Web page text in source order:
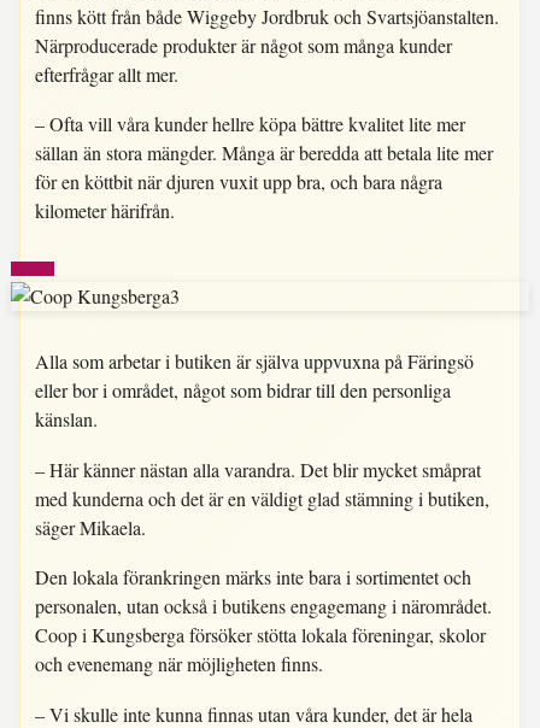
finns kött från både Wiggeby Jordbruk och Svartsjöanstalten.
Närproducerade produkter är något som många kunder
efterfrågar allt mer.
– Ofta vill våra kunder hellre köpa bättre kvalitet lite mer
sällan än stora mängder. Många är beredda att betala lite mer
för en köttbit när djuren vuxit upp bra, och bara några
kilometer härifrån.
Alla som arbetar i butiken är själva uppvuxna på Färingsö
eller bor i området, något som bidrar till den personliga
känslan.
– Här känner nästan alla varandra. Det blir mycket småprat
med kunderna och det är en väldigt glad stämning i butiken,
säger Mikaela.
Den lokala förankringen märks inte bara i sortimentet och
personalen, utan också i butikens engagemang i närområdet.
Coop i Kungsberga försöker stötta lokala föreningar, skolor
och evenemang när möjligheten finns.
– Vi skulle inte kunna finnas utan våra kunder, det är hela